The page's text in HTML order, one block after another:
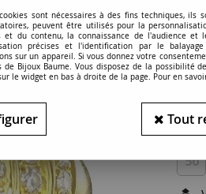
RÉF. :
En
56
sont nécessaires à des fins techniques, ils
peuvent être utilisés pour la
et du contenu, la connaissance de l'audience et
précises et l'identification par le
sur un appareil. Si vous donnez votre
de Bijoux Baume. Vous disposez de la possibilité
le widget en bas à droite de la page. Pour en
Tout